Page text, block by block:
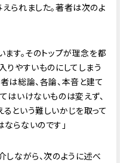
られました。著者は次のよ
ます。そのトップが理念を都
りやすいものにしてしまう
は総論、各論、本音と建て
はいけないものは変えず、
という難しいかじを取って
らないのです」
しながら、次のように述べ